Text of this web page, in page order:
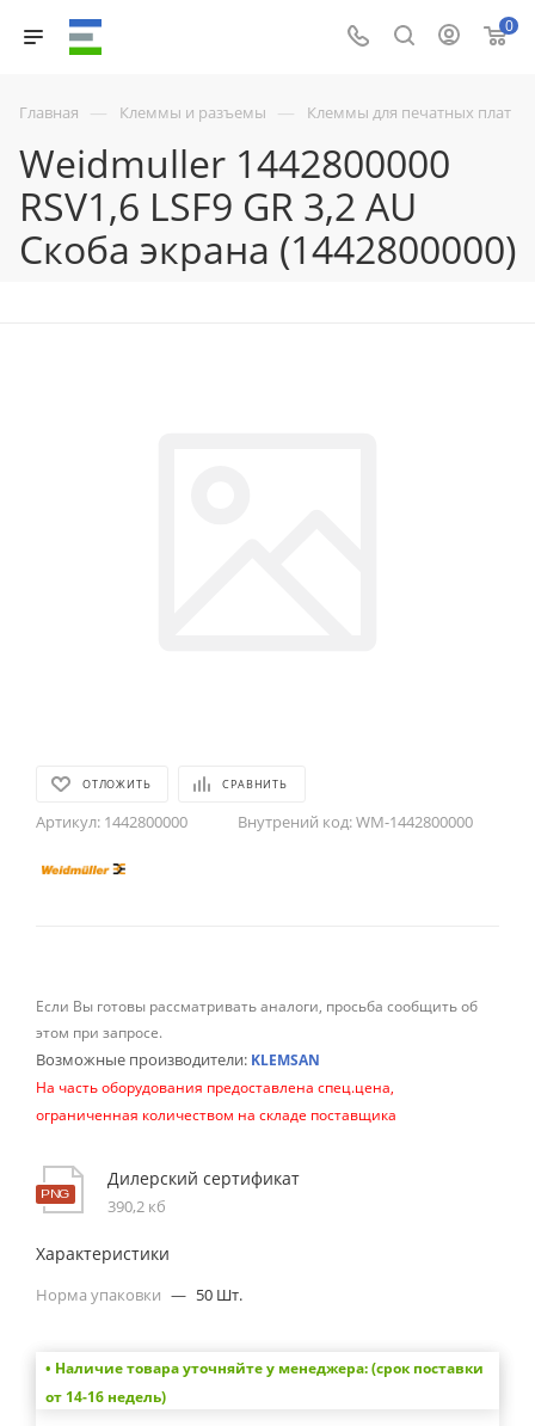
0
Главная — Клеммы и разъемы — Клеммы для печатных плат
Weidmuller 1442800000
RSV1,6 LSF9 GR 3,2 AU
Скоба экрана (1442800000)
ОТЛОЖИТЬ СРАВНИТЬ
Артикул: 1442800000 Внутрений код:WM-1442800000
Если Вы готовы рассматривать аналоги, просьба сообщить об
этом при запросе.
Возможные производители: KLEMSAN
На часть оборудования предоставлена спец.цена,
ограниченная количеством на складе поставщика
Дилерский сертификат
390,2 кб
Характеристики
Норма упаковки — 50 Шт.
• Наличие товара уточняйте у менеджера: (срок поставки
от 14-16 недель)